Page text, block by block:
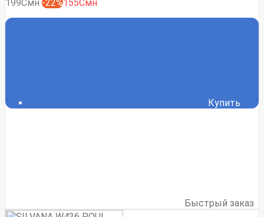
199Смн -22%155Смн
Купить
Быстрый заказ